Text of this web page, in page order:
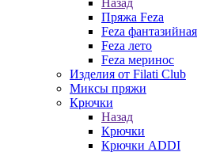
Пряжа Feza
Feza фантазийная
Feza лето
Feza меринос
Изделия от Filati Club
Миксы пряжи
Крючки
Назад
Крючки
Крючки ADDI